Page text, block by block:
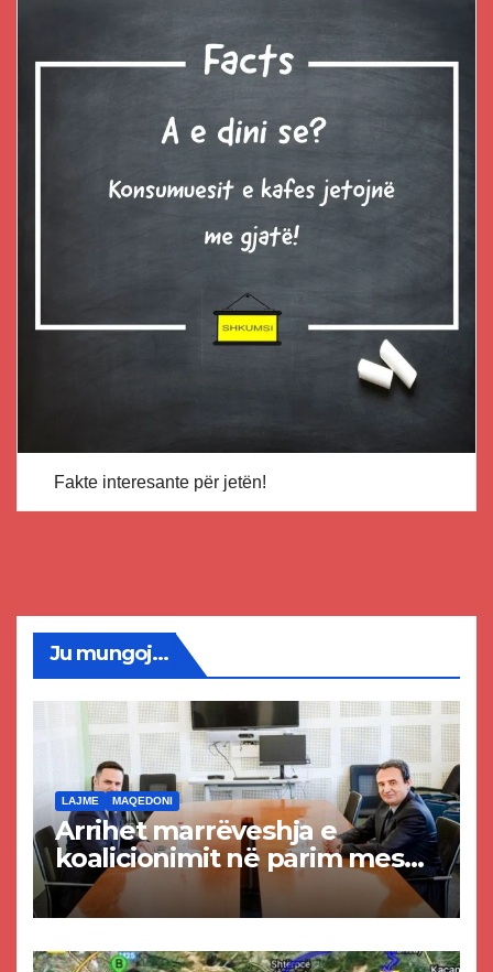
Fakte interesante për jetën!
Ju mungoj...
LAJME MAQEDONI
Arrihet marrëveshja e
koalicionimit në parim mes
Kurtit dhe Abdixhikut